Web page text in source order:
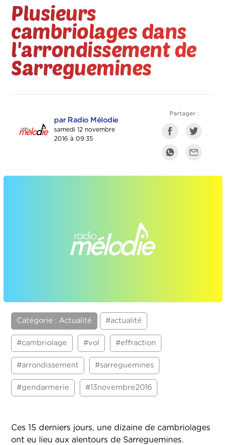
Plusieurs
cambriolages dans
l'arrondissement de
Sarreguemines
par Radio Mélodie
samedi 12 novembre
2016 à 09:35
Partager :
Catégorie : Actualité #actualité
#cambriolage #vol #effraction
#arrondissement #sarreguemines
#gendarmerie #13novembre2016
Ces 15 derniers jours, une dizaine de cambriolages
ont eu lieu aux alentours de Sarreguemines.